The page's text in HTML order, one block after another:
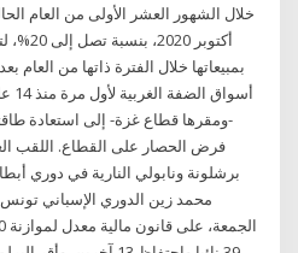
خلال الشهور العشر الأولى من العام
بمبيعاتها خلال الفترة ذاتها من العام
-ومقرها قطاع غزة- إلى استعادة
محمد زين الدوري الإسباني